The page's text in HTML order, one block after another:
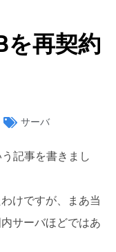
を再契約
サーバ
う記事を書きまし
けですが、まあ当
サーバほどではあ